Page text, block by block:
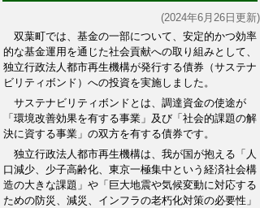
(2024年6月26日更新)
双葉町では、基金の一部について、安定的かつ効率
的な基金運用を通じた社会貢献への取り組みとして、
独立行政法人都市再生機構が発行する債券（サステナ
ビリティボンド）への投資を実施しました。
サステナビリティボンドとは、調達資金の使途が
「環境改善効果を有する事業」及び「社会的課題の解
決に資する事業」の双方を有する債券です。
独立行政法人都市再生機構は、我が国が抱える「人
口減少、少子高齢化、東京一極集中という経済社会構
造の大きな課題」や「巨大地震や気候変動に対応する
ための防災、減災、インフラの老朽化対策の必要性」